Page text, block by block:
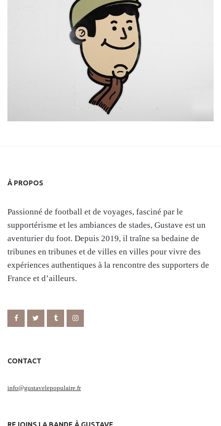
À PROPOS
Passionné de football et de voyages, fasciné par le
supportérisme et les ambiances de stades, Gustave est un
aventurier du foot. Depuis 2019, il traîne sa bedaine de
tribunes en tribunes et de villes en villes pour vivre des
expériences authentiques à la rencontre des supporters de
France et d’ailleurs.
CONTACT
info@gustavelepopulaire.fr